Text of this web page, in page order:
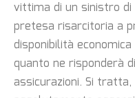
vittima di un sinistro
pretesa risarcitoria a
disponibilità
quanto ne risponderà
assicurazioni. Si